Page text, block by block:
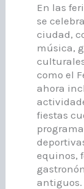
En las
se
ciudad,
música,
como el
ahora
fiestas
equinos,
antiguos.